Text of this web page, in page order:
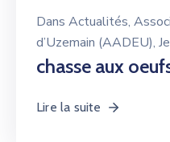
Dans Actualités‚
d’Uzemain (AADEU)‚
chasse aux
Lire la suite